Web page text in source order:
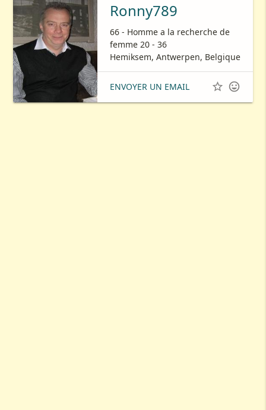
Ronny789
66 - Homme a la recherche de
femme 20 - 36
Hemiksem, Antwerpen, Belgique
ENVOYER UN EMAIL  